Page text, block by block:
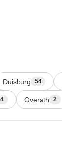
Duisburg 54
4 Overath 2